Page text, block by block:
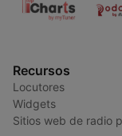
Recursos
Locutores
Widgets
Sitios web de radio